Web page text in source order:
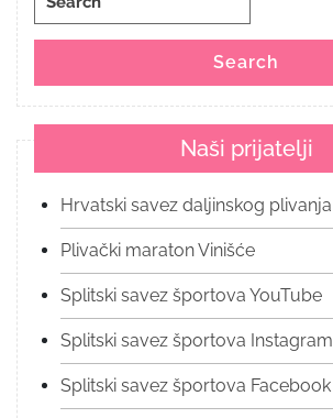
Search
Naši prijatelji
Hrvatski savez daljinskog plivanja
Plivački maraton Vinišće
Splitski savez športova YouTube
Splitski savez športova Instagram
Splitski savez športova Facebook